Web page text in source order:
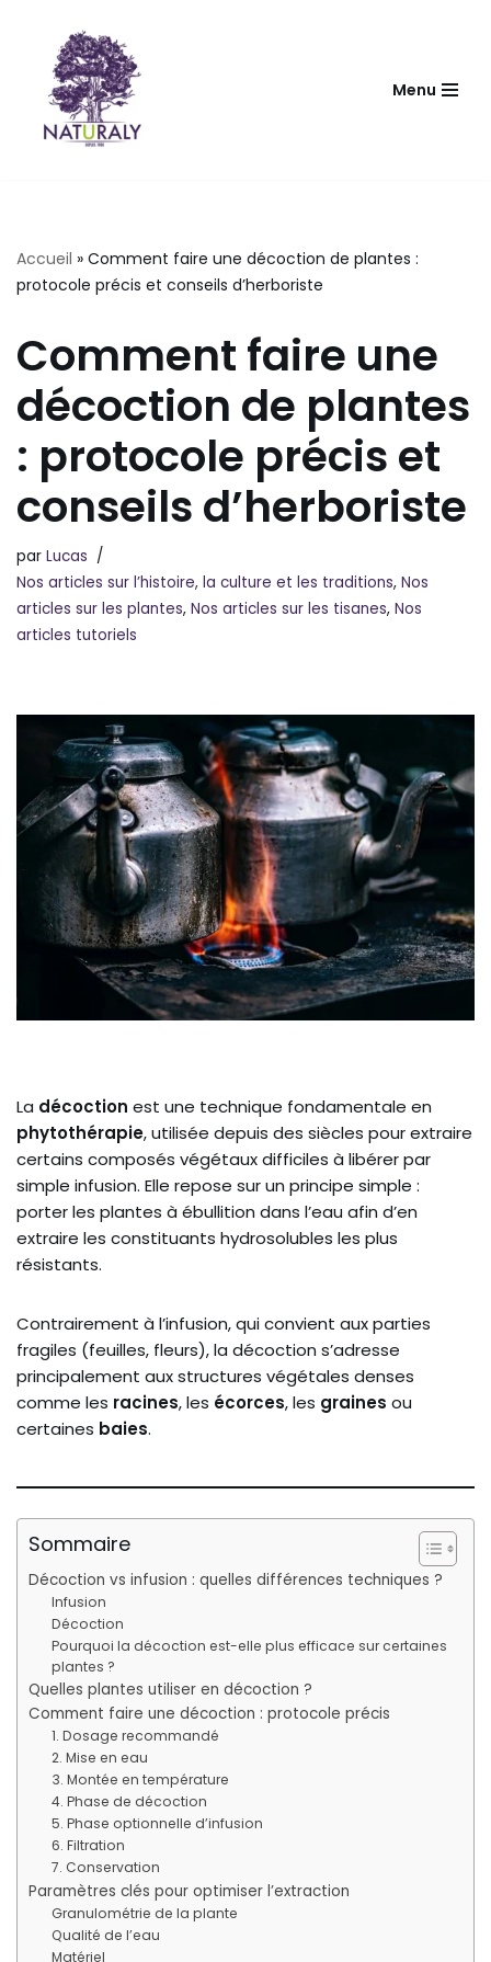
contenu
Menu
Accueil » Comment faire une décoction de plantes :
protocole précis et conseils d’herboriste
Comment faire une
décoction de plantes
: protocole précis et
conseils d’herboriste
par Lucas
Nos articles sur l’histoire, la culture et les traditions, Nos
articles sur les plantes, Nos articles sur les tisanes, Nos
articles tutoriels
La décoction est une technique fondamentale en
phytothérapie, utilisée depuis des siècles pour extraire
certains composés végétaux difficiles à libérer par
simple infusion. Elle repose sur un principe simple :
porter les plantes à ébullition dans l’eau afin d’en
extraire les constituants hydrosolubles les plus
résistants.
Contrairement à l’infusion, qui convient aux parties
fragiles (feuilles, fleurs), la décoction s’adresse
principalement aux structures végétales denses
comme les racines, les écorces, les graines ou
certaines baies.
Sommaire
Décoction vs infusion : quelles différences techniques ?
Infusion
Décoction
Pourquoi la décoction est-elle plus efficace sur certaines
plantes ?
Quelles plantes utiliser en décoction ?
Comment faire une décoction : protocole précis
1. Dosage recommandé
2. Mise en eau
3. Montée en température
4. Phase de décoction
5. Phase optionnelle d’infusion
6. Filtration
7. Conservation
Paramètres clés pour optimiser l’extraction
Granulométrie de la plante
Qualité de l’eau
Matériel